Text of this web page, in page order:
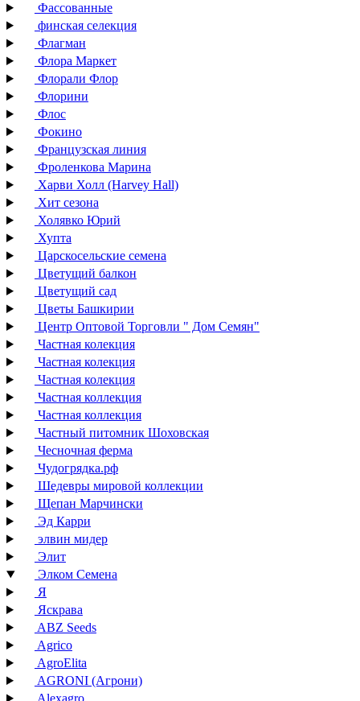
Фассованные
финская селекция
Флагман
Флора Маркет
Флорали Флор
Флорини
Флос
Фокино
Французская линия
Фроленкова Марина
Харви Холл (Harvey Hall)
Хит сезона
Холявко Юрий
Хупта
Царскосельские семена
Цветущий балкон
Цветущий сад
Цветы Башкирии
Центр Оптовой Торговли " Дом Семян"
Частная колекция
Частная колекция
Частная колекция
Частная коллекция
Частная коллекция
Частный питомник Шоховская
Чесночная ферма
Чудогрядка.рф
Шедевры мировой коллекции
Щепан Марчински
Эд Карри
элвин мидер
Элит
Элком Семена
Я
Яскрава
ABZ Seeds
Agrico
AgroElita
AGRONI (Агрони)
Alexagro